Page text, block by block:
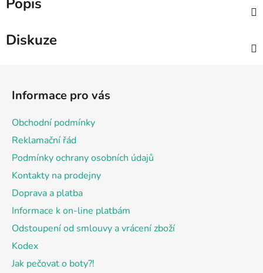
Diskuze
Informace pro vás
Obchodní podmínky
Reklamační řád
Podmínky ochrany osobních údajů
Kontakty na prodejny
Doprava a platba
Informace k on-line platbám
Odstoupení od smlouvy a vrácení zboží
Kodex
Jak pečovat o boty?!